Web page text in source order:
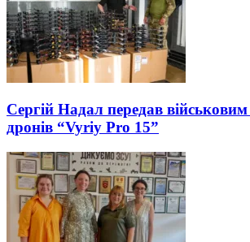
Сергій Надал передав
дронів “Vyriy Pro 15”